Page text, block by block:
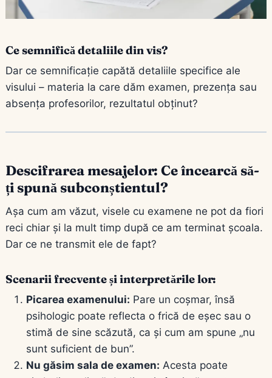
Ce semnifică detaliile din vis?
Dar ce semnificație capătă detaliile specifice ale
visului – materia la care dăm examen, prezența sau
absența profesorilor, rezultatul obținut?
Descifrarea mesajelor: Ce încearcă să-
ți spună subconștientul?
Așa cum am văzut, visele cu examene ne pot da fiori
reci chiar și la mult timp după ce am terminat școala.
Dar ce ne transmit ele de fapt?
Scenarii frecvente și interpretările lor:
Picarea examenului: Pare un coșmar, însă
psihologic poate reflecta o frică de eșec sau o
stimă de sine scăzută, ca și cum am spune „nu
sunt suficient de bun”.
Nu găsim sala de examen: Acesta poate